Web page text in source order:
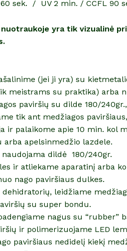
sek. / UV 2 min. / CCFL 90
yra tik vizualinė
(jei ji yra) su
meistrams su praktika) arba
paviršių su dilde 180/
tik ant medžiagos
ir palaikome apie 10 min. kol
apelsinmedžio lazdele.
dildė 180/240gr.
ir atliekame aparatinį arba
nago paviršiaus dulkes.
dehidratorių, leidžiame
su super bondu.
nagus su “rubber”
ir polimerizuojame LED
paviršiaus nedidelį kiekį